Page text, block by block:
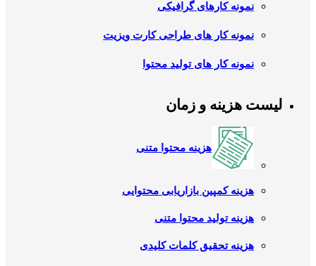
نمونه کارهای گرافیکی
نمونه کار های طراحی کارت ویزیت
نمونه کار های تولید محتوا
لیست هزینه و زمان
هزینه محتوا متنی
هزینه کمپین بازاریابی محتوایی
هزینه تولید محتوا متنی
هزینه تحقیق کلمات کلیدی